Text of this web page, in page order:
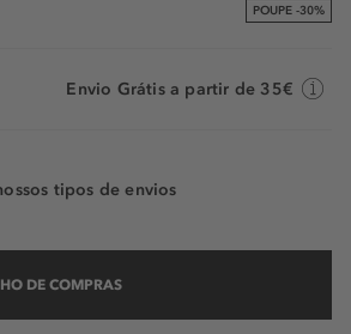
POUPE -30%
Envio Grátis a partir de 35€
tipos de envios
DE COMPRAS